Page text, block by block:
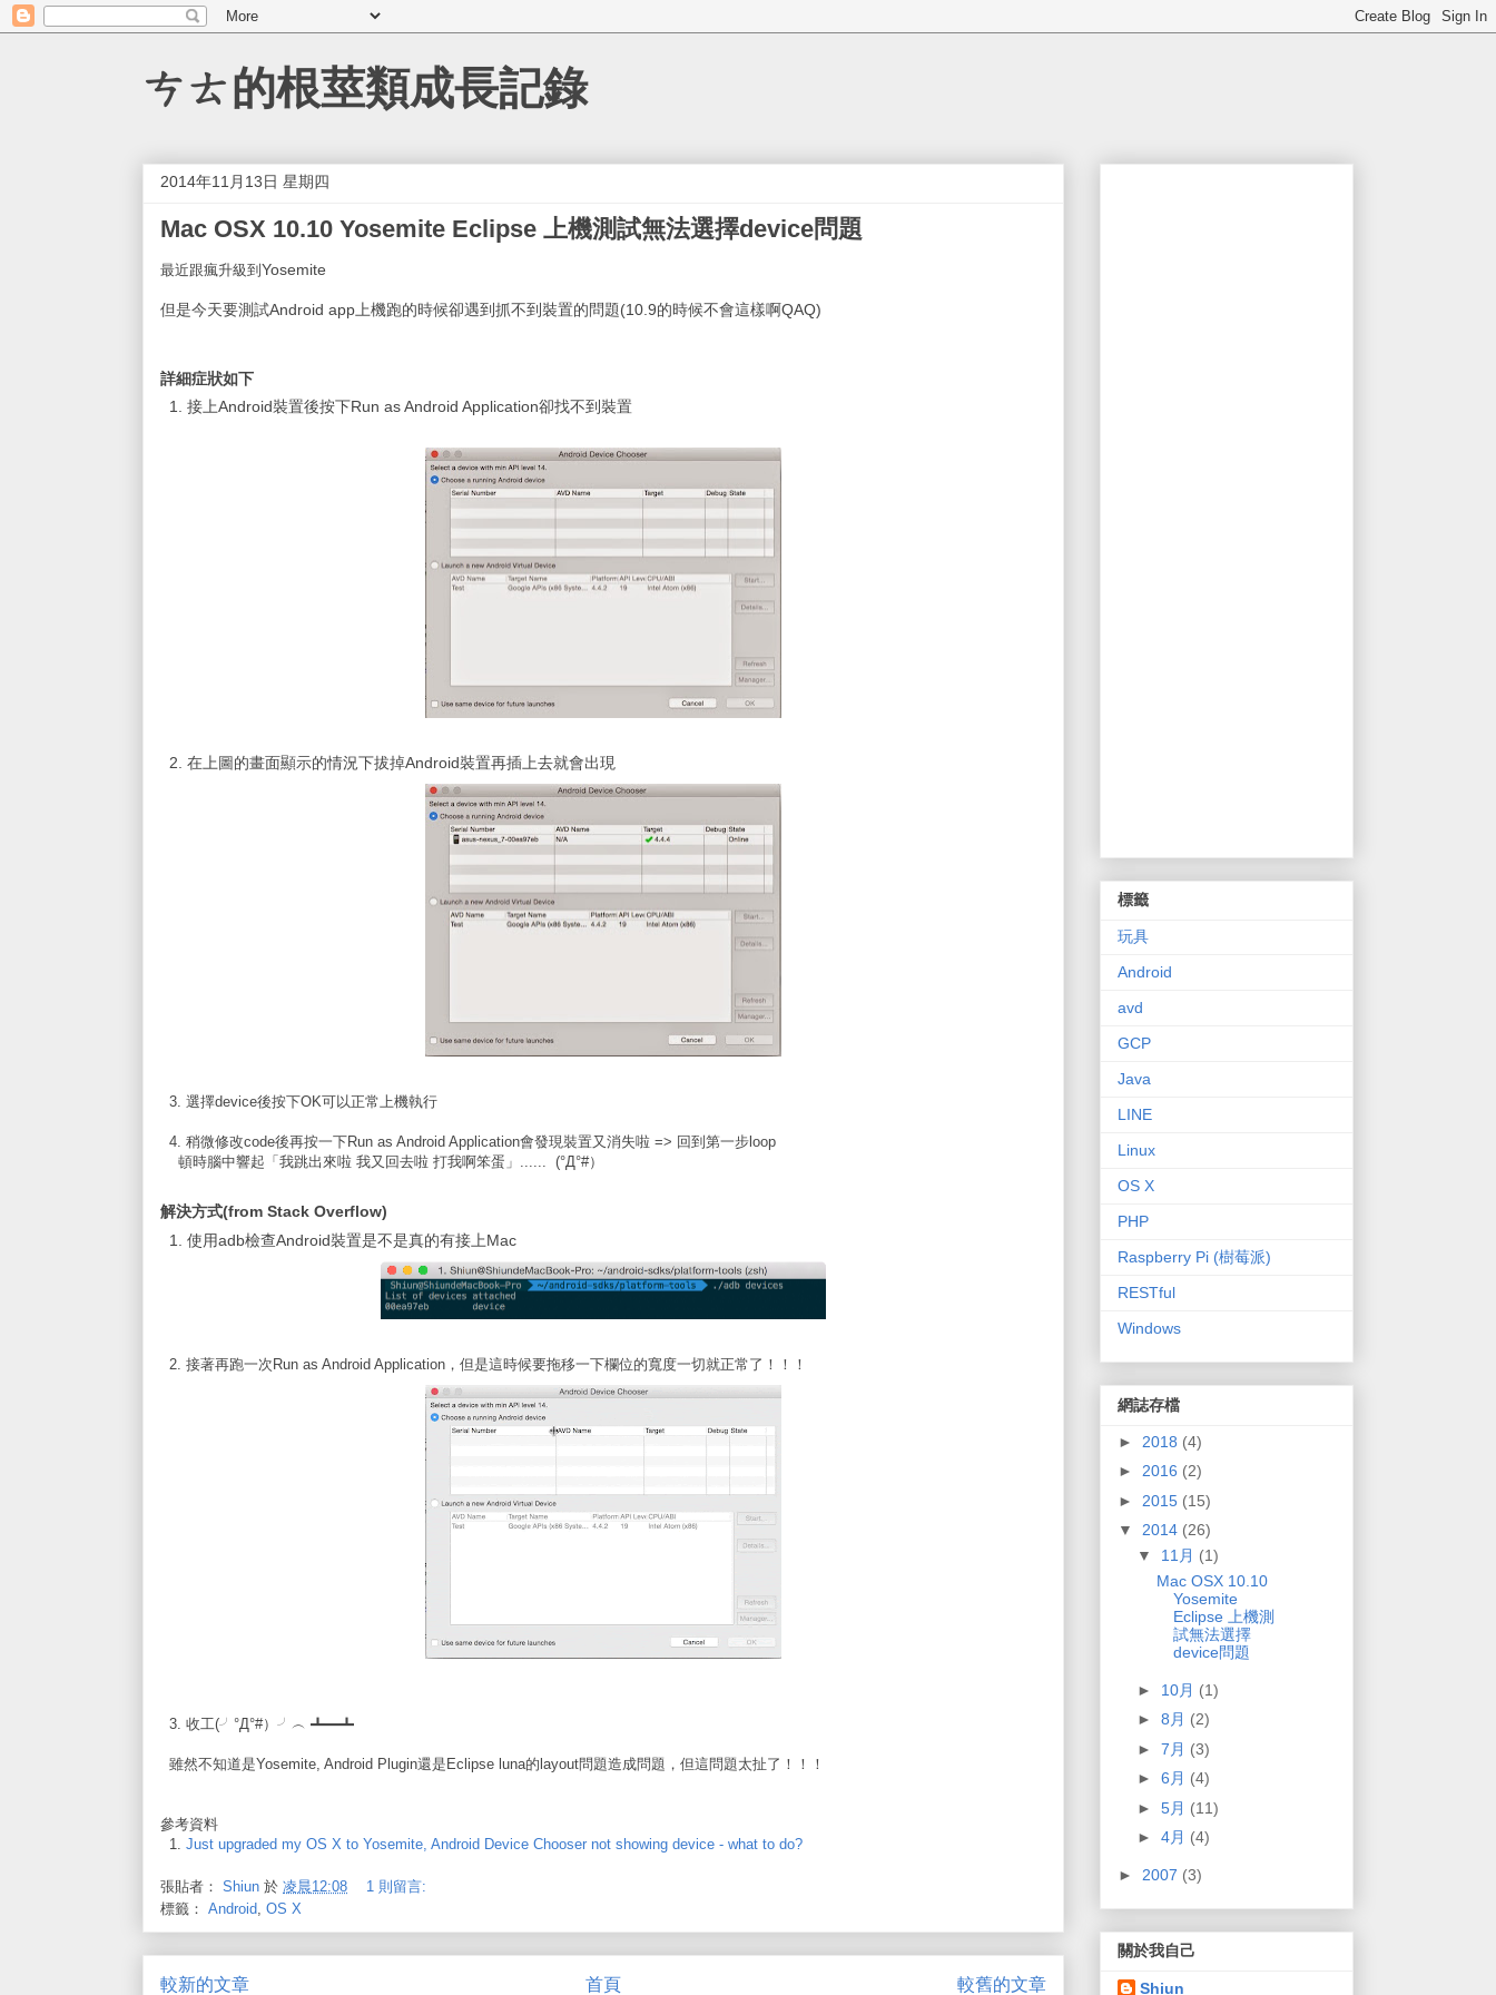
ㄘㄊ的根莖類成長記錄
2014年11月13日 星期四
Mac OSX 10.10 Yosemite Eclipse 上機測試無法選擇device問題
最近跟瘋升級到 Yosemite
但是今天要測試Android app上機跑的時候卻遇到抓不到裝置的問題(10.9的時候不會這樣啊QAQ)
詳細症狀如下
1. 接上Android裝置後按下Run as Android Application卻找不到裝置
2. 在上圖的畫面顯示的情況下拔掉Android裝置再插上去就會出現
3. 選擇device後按下OK可以正常上機執行
4. 稍微修改code後再按一下Run as Android Application會發現裝置又消失啦 => 回到第一步loop
頓時腦中響起「我跳出來啦 我又回去啦 打我啊笨蛋」...... (°Д°#）
解決方式(from Stack Overflow)
1. 使用adb檢查Android裝置是不是真的有接上Mac
2. 接著再跑一次Run as Android Application，但是這時候要拖移一下欄位的寬度一切就正常了！！！
3. 收工(╯°Д°#）╯︵ ┻━┻
雖然不知道是Yosemite, Android Plugin還是Eclipse luna的layout問題造成問題，但這問題太扯了！！！
參考資料
1. Just upgraded my OS X to Yosemite, Android Device Chooser not showing device - what to do?
張貼者： Shiun 於 凌晨12:08
1 則留言:
標籤： Android, OS X
較新的文章 較舊的文章
首頁
標籤
玩具
Android
avd
GCP
Java
LINE
Linux
OS X
PHP
Raspberry Pi (樹莓派)
RESTful
Windows
網誌存檔
► 2018 (4)
► 2016 (2)
► 2015 (15)
▼ 2014 (26)
▼ 11月 (1)
Mac OSX 10.10
Yosemite
Eclipse 上機測
試無法選擇
device問題
► 10月 (1)
► 8月 (2)
► 7月 (3)
► 6月 (4)
► 5月 (11)
► 4月 (4)
► 2007 (3)
關於我自己
Shiun